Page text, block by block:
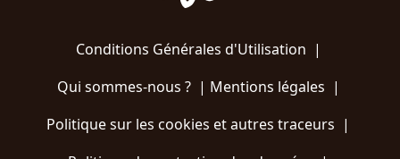
Conditions Générales d'Utilisation |
Qui sommes-nous ?| Mentions légales |
Politique sur les cookies et autres traceurs |